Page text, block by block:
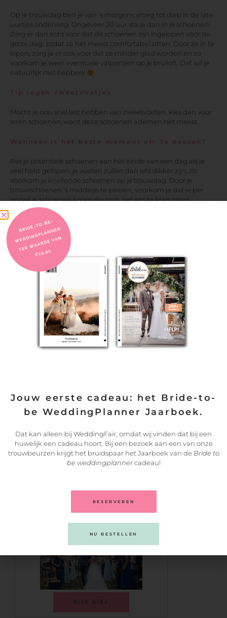
DELEN
KLIK HIER
Op je trouwdag ben je van ’s morgens vroeg tot diep in de late
uurtjes onderweg. Ongeveer 20 uur sta je dan in je schoenen!
Zorg er dan echt voor dat de schoenen zijn ingelopen vóór de
grote dag, zodat ze het meest comfortabel zitten. Door ze in te
lopen, zorg je er ook voor dat ze minder glad worden en zo
voorkom je weer eventuele valpartijen op je bruiloft. Dat wil je
natuurlijk niet hebben!
Tip tegen zweetvoetjes
Mocht je nou snel last hebben van zweetvoeten, kies dan voor
leren schoenen, want deze schoenen ademen het meest.
Wanneer is het beste moment om te passen?
Pas je potentiele schoenen aan het einde van een dag als je
veel hebt gelopen, je voeten zullen dan iets dikker zijn, zo
voorkom je knellende schoenen op je trouwdag. Door je
trouwschoenen ’s middags te passen, voorkom je dat je per
ongeluk schoenen koopt die toch net iets te krap zitten.
Wij hopen dat je met deze tips helemaal voorbereid bent op
het kopen van dé perfecte trouwschoenen voor heren. Voor
welke type schoen zou jij gaan?
PREVIOUS
Bruidsmanicure Top 5
Jouw eerste cadeau: het Bride-to-
be WeddingPlanner Jaarboek.
Dat kan alleen bij WeddingFair, omdat wij vinden dat bij een
huwelijk een cadeau hoort. Bij een bezoek aan een van onze
trouwbeurzen krijgt het bruidspaar het Jaarboek van de Bride to
be weddingplannercadeau!
RESERVEREN
NU BESTELLEN